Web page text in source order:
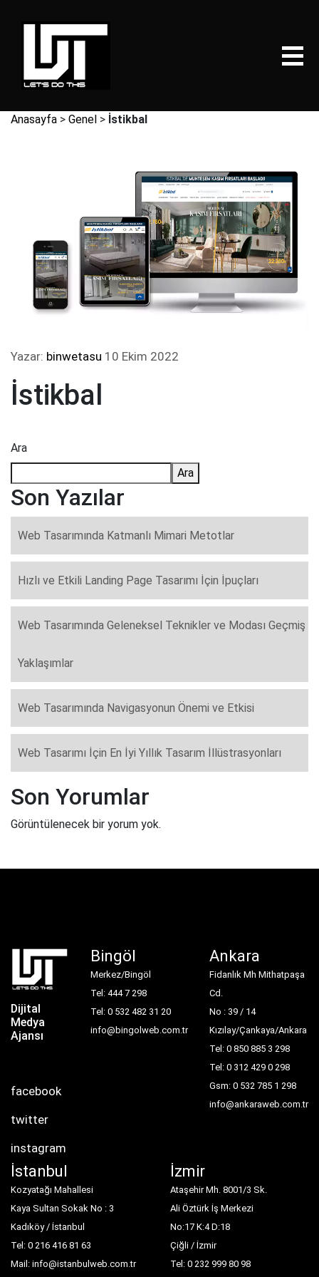
Anasayfa > Genel > İstikbal
Yazar: binwetasu 10 Ekim 2022
İstikbal
Ara
Ara
Son Yazılar
Web Tasarımında Katmanlı Mimari Metotlar
Hızlı ve Etkili Landing Page Tasarımı İçin İpuçları
Web Tasarımında Geleneksel Teknikler ve Modası Geçmiş
Yaklaşımlar
Web Tasarımında Navigasyonun Önemi ve Etkisi
Web Tasarımı İçin En İyi Yıllık Tasarım İllüstrasyonları
Son Yorumlar
Görüntülenecek bir yorum yok.
Dijital
Medya
Ajansı
facebook
twitter
instagram
Bingöl
Merkez/Bingöl
Tel: 444 7 298
Tel: 0 532 482 31 20
info@bingolweb.com.tr
Ankara
Fidanlık Mh Mithatpaşa
Cd.
No : 39 / 14
Kızılay/Çankaya/Ankara
Tel: 0 850 885 3 298
Tel: 0 312 429 0 298
Gsm: 0 532 785 1 298
info@ankaraweb.com.tr
İstanbul
Kozyatağı Mahallesi
Kaya Sultan Sokak No : 3
Kadıköy / İstanbul
Tel: 0 216 416 81 63
Mail: info@istanbulweb.com.tr
İzmir
Ataşehir Mh. 8001/3 Sk.
Ali Öztürk İş Merkezi
No:17 K:4 D:18
Çiğli / İzmir
Tel: 0 232 999 80 98